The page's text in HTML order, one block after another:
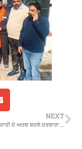
NEXT